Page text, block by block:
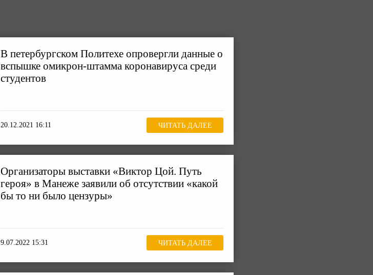
В петербургском Политехе опровергли данные о
вспышке омикрон-штамма коронавируса среди
студентов
20.12.2021 16:11 ЧИТАТЬ ДАЛЕЕ
Организаторы выставки «Виктор Цой. Путь
героя» в Манеже заявили об отсутствии «какой
бы то ни было цензуры»
9.07.2022 15:31 ЧИТАТЬ ДАЛЕЕ